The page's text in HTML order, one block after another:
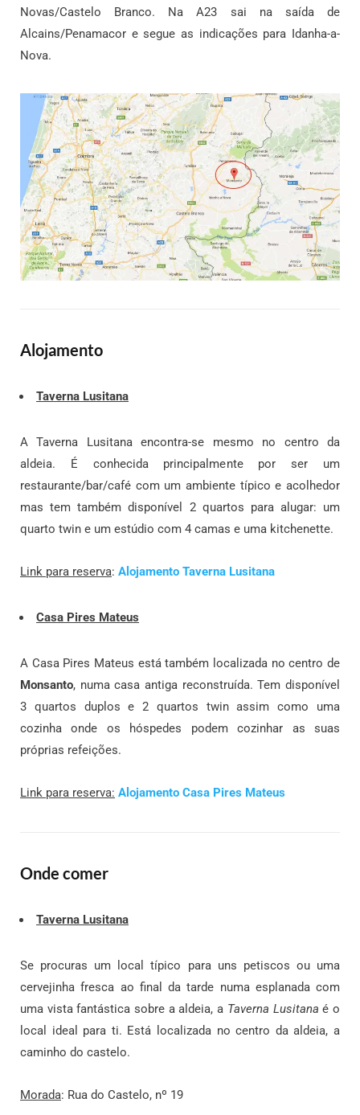
Novas/Castelo Branco. Na A23 sai na saída de
Alcains/Penamacor e segue as indicações para Idanha-a-
Nova.
Alojamento
Taverna Lusitana
A Taverna Lusitana encontra-se mesmo no centro da
aldeia. É conhecida principalmente por ser um
restaurante/bar/café com um ambiente típico e acolhedor
mas tem também disponível 2 quartos para alugar: um
quarto twin e um estúdio com 4 camas e uma kitchenette.
Link para reserva: Alojamento Taverna Lusitana
Casa Pires Mateus
A Casa Pires Mateus está também localizada no centro de
Monsanto, numa casa antiga reconstruída. Tem disponível
3 quartos duplos e 2 quartos twin assim como uma
cozinha onde os hóspedes podem cozinhar as suas
próprias refeições.
Link para reserva: Alojamento Casa Pires Mateus
Onde comer
Taverna Lusitana
Se procuras um local típico para uns petiscos ou uma
cervejinha fresca ao final da tarde numa esplanada com
uma vista fantástica sobre a aldeia, a Taverna Lusitana é o
local ideal para ti. Está localizada no centro da aldeia, a
caminho do castelo.
Morada: Rua do Castelo, nº 19